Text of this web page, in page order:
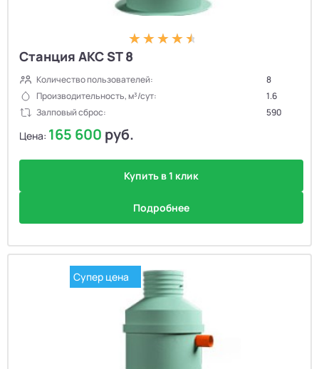
Станция АКС ST 8
Количество пользователей:
8
Производительность, м³/сут:
1.6
Залповый сброс:
590
Цена: 165 600 руб.
Купить в 1 клик
Подробнее
Супер цена